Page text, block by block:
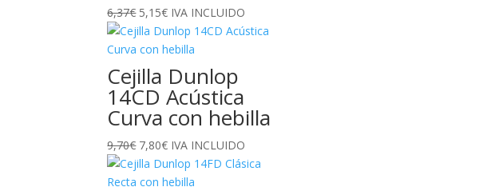
6,37€ El
precio
original
era:
6,37€.
5,15€El
precio
actual
es:
5,15€.
IVA INCLUIDO
Cejilla Dunlop
14CD Acústica
Curva con hebilla
9,70€ El
precio
original
7,80€El
precio
actual
IVA INCLUIDO